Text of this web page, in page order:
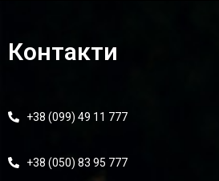
Контакти
+38 (099) 49 11 777
+38 (050) 83 95 777